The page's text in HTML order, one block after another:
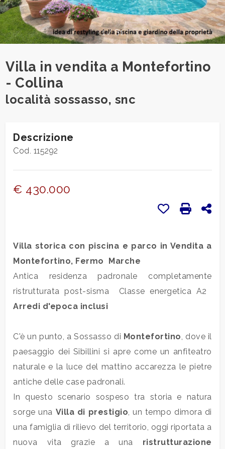
1 / 81
Villa in vendita a Montefortino
- Collina
località sossasso, snc
Descrizione
Cod. 115292
€ 430.000
Stampa:
Preferiti: Cod.
Villa storica con piscina e parco in Vendita a
Montefortino, Fermo  Marche
Antica residenza padronale completamente
ristrutturata post-sisma  Classe energetica A2 
Arredi d'epoca inclusi
C'è un punto, a Sossasso di Montefortino, dove il
paesaggio dei Sibillini si apre come un anfiteatro
naturale e la luce del mattino accarezza le pietre
antiche delle case padronali.
In questo scenario sospeso tra storia e natura
sorge una Villa di prestigio, un tempo dimora di
una famiglia di rilievo del territorio, oggi riportata a
nuova vita grazie a una ristrutturazione
CONTATTI
DICONO
DI
NOI
BLOG
Provincia
Comune
Tipologia
-
Qualsiasi
Terreni
Totale
mq